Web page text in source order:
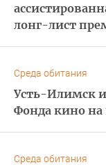
лонг-лист
Среда обитания
Усть-Илимск
Фонда кино на
Среда обитания